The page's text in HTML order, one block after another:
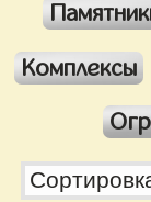
Комплексы